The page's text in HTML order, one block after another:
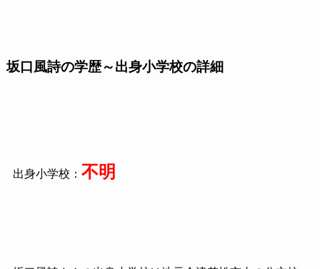
坂口風詩の学歴～出身小学校の詳細
出身小学校： 不明